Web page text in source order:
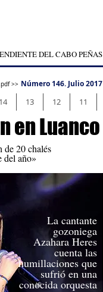
DEL CABO PEÑAS
>> Número 146. Julio 2017
en Luanco
20 chalés
del año»
La cantante
gozoniega
Azahara Heres
cuenta las
humillaciones que
sufrió en una
conocida orquesta
14 13 12 11